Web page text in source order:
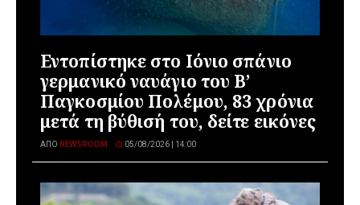
Εντοπίστηκε στο Ιόνιο σπάνιο
γερμανικό ναυάγιο του Β’
Παγκοσμίου Πολέμου, 83 χρόνια
μετά τη βύθισή του, δείτε εικόνες
ΑΠΌ NEWSROOM 05/08/2026 | 14:00